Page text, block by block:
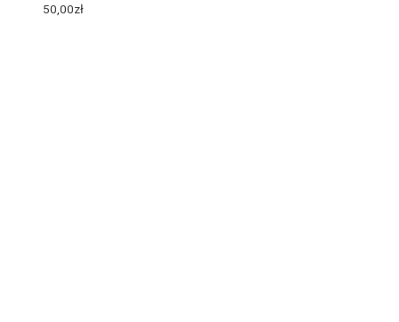
50,00zł